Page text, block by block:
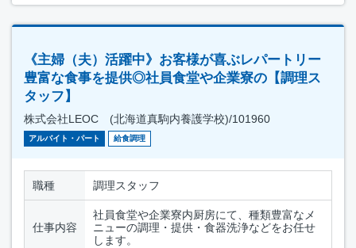
《主婦（夫）活躍中》お客様が喜ぶレパートリー
豊富な食事を提供◎社員食堂や企業寮の【調理ス
タッフ】
株式会社LEOC (北海道真駒内養護学校)/101960
アルバイト・パート 給食調理
職種 調理スタッフ
仕事内容
社員食堂や企業寮内厨房にて、種類豊富なメ
ニューの調理・提供・食器洗浄などをお任せ
します。